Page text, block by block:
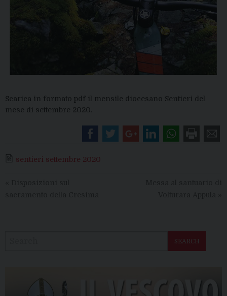
Scarica in formato pdf il mensile diocesano Sentieri del
mese di settembre 2020.
sentieri settembre 2020
SEARCH